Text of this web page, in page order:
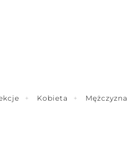
Kobieta Mężczyzna